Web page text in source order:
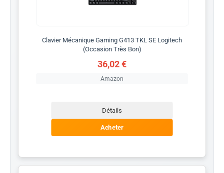
Clavier Mécanique Gaming G413 TKL SE Logitech
(Occasion Très Bon)
36,02 €
Amazon
Détails
Acheter